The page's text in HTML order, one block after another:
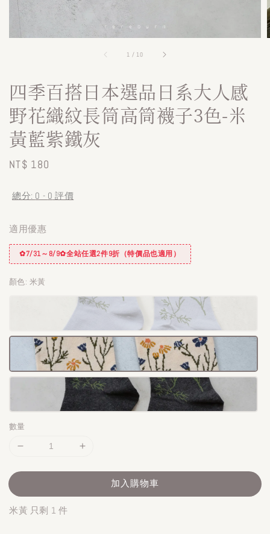
1 / 10
四季百搭日本選品日系大人感
野花織紋長筒高筒襪子3色-米
黃藍紫鐵灰
Regular
NT$ 180
總分: 0 - 0 評價
適用優惠
✿7/31～8/9✿全站任選2件9折（特價品也適用）
顏色: 米黃
數量
加入購物車
米黃 只剩 1 件